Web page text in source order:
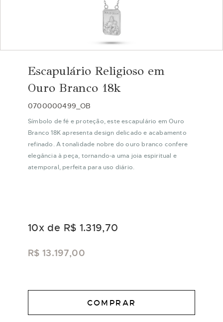
R$ 13.197,00
10x de R$ 1.319,70
Escapulário Religioso em
Ouro Branco 18k
0700000499_OB
Símbolo de fé e proteção, este escapulário em Ouro
Branco 18K apresenta design delicado e acabamento
refinado. A tonalidade nobre do ouro branco confere
elegância à peça, tornando-a uma joia espiritual e
atemporal, perfeita para uso diário.
COMPRAR